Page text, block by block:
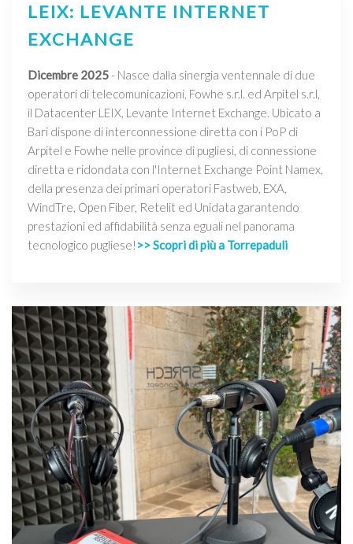
LEIX: LEVANTE INTERNET
EXCHANGE
Dicembre 2025- Nasce dalla sinergia ventennale di due
operatori di telecomunicazioni, Fowhe s.r.l. ed Arpitel s.r.l,
il Datacenter LEIX, Levante Internet Exchange. Ubicato a
Bari dispone di interconnessione diretta con i PoP di
Arpitel e Fowhe nelle province di pugliesi, di connessione
diretta e ridondata con l'Internet Exchange Point Namex,
della presenza dei primari operatori Fastweb, EXA,
WindTre, Open Fiber, Retelit ed Unidata garantendo
prestazioni ed affidabilità senza eguali nel panorama
tecnologico pugliese! >> Scopri di più a Torrepaduli